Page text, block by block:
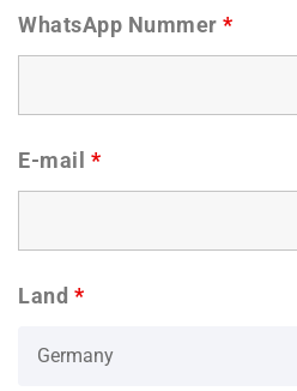
WhatsApp Nummer *
E-mail *
Land *